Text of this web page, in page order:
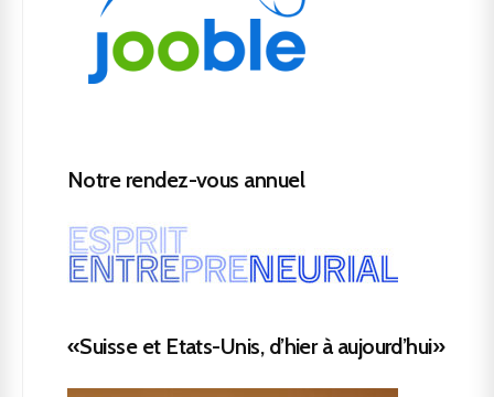
Notre rendez-vous annuel
«Suisse et Etats-Unis, d’hier à aujourd’hui»